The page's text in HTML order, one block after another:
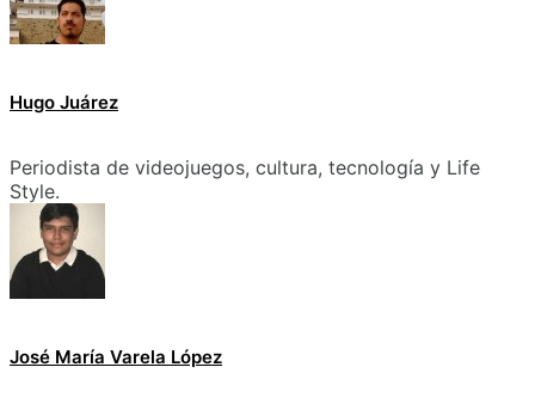
Hugo Juárez
Periodista de videojuegos, cultura, tecnología y Life
Style.
José María Varela López